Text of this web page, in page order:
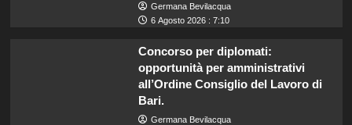
Germana Bevilacqua
6 Agosto 2026 : 7:10
Concorso per diplomati:
opportunità per amministrativi
all’Ordine Consiglio del Lavoro di
Bari.
Germana Bevilacqua